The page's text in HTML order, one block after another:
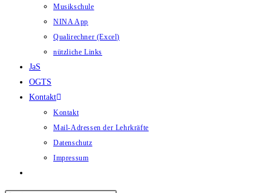
Musikschule
NINA App
Qualirechner (Excel)
nützliche Links
JaS
OGTS
Kontakt
Kontakt
Mail-Adressen der Lehrkräfte
Datenschutz
Impressum